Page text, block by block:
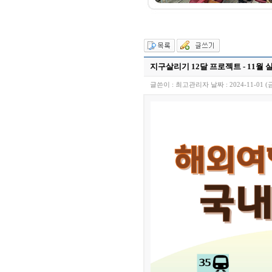
지구살리기 12달 프로젝트 - 11월
글쓴이 : 최고관리자 날짜 : 2024-11-01 (